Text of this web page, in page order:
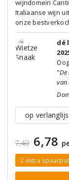
wijndomein
Italiaanse wijn
onze
dé
van
op
7,40 6,78
2 extra